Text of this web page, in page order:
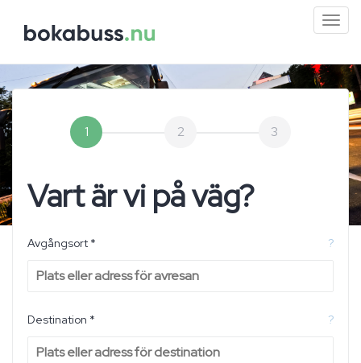
1 2 3
Vart är vi på väg?
Avgångsort * ?
Destination * ?